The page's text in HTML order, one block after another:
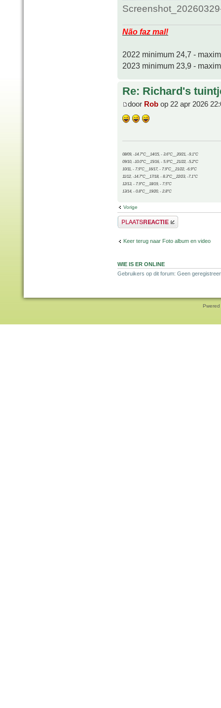
Não faz mal!
2022 minimum 24,7 -
2023 minimum 23,9 -
Re: Richard's
door Rob op 22 apr 2026
08/09, -14.7°C__14/15, - 3.6°C__20/21, -9.1°C
09/10, -10.0°C__15/16, - 5.9°C__21/22, -5.2°C
10/11, - 7.9°C__16/17, - 7.9°C__21/22, -6.9°C
11/12, -14.7°C__17/18, - 8.3°C__22/23, -7.1°C
12/13, - 7.9°C__18/19, - 7.5°C
13/14, - 0.8°C__19/20, - 2.8°C
Vorige
Plaats een reactie
Keer terug naar Foto album en video
WIE IS ER ONLINE
Gebruikers op dit forum: Geen